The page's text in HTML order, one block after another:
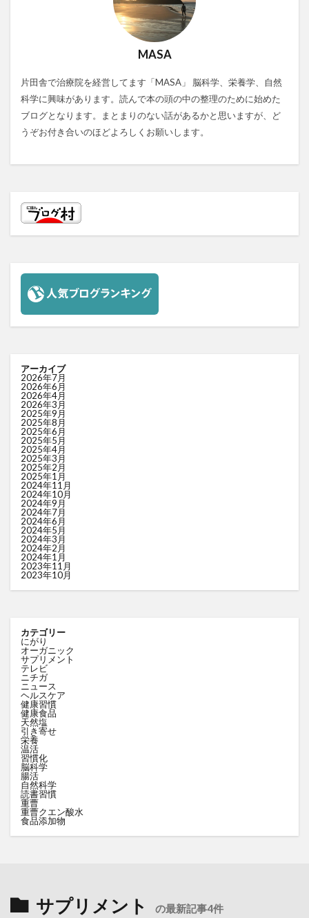
MASA
片田舎で治療院を経営してます「MASA」 脳科学、栄養学、自然
科学に興味があります。読んで本の頭の中の整理のために始めた
ブログとなります。まとまりのない話があるかと思いますが、ど
うぞお付き合いのほどよろしくお願いします。
アーカイブ
2026年7月
2026年6月
2026年4月
2026年3月
2025年9月
2025年8月
2025年6月
2025年5月
2025年4月
2025年3月
2025年2月
2025年1月
2024年11月
2024年10月
2024年9月
2024年7月
2024年6月
2024年5月
2024年3月
2024年2月
2024年1月
2023年11月
2023年10月
カテゴリー
にがり
オーガニック
サプリメント
テレビ
ニチガ
ニュース
ヘルスケア
健康習慣
健康食品
天然塩
引き寄せ
栄養
温活
習慣化
脳科学
腸活
自然科学
読書習慣
重曹
重曹クエン酸水
食品添加物
サプリメント の最新記事4件